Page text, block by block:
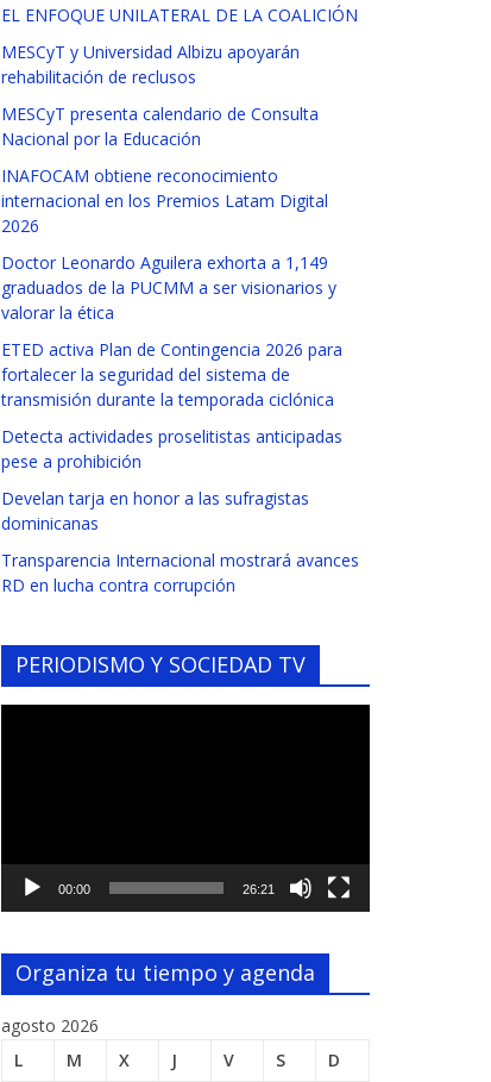
EL ENFOQUE UNILATERAL DE LA COALICIÓN
MESCyT y Universidad Albizu apoyarán
rehabilitación de reclusos
MESCyT presenta calendario de Consulta
Nacional por la Educación
INAFOCAM obtiene reconocimiento
internacional en los Premios Latam Digital
2026
Doctor Leonardo Aguilera exhorta a 1,149
graduados de la PUCMM a ser visionarios y
valorar la ética
ETED activa Plan de Contingencia 2026 para
fortalecer la seguridad del sistema de
transmisión durante la temporada ciclónica
Detecta actividades proselitistas anticipadas
pese a prohibición
Develan tarja en honor a las sufragistas
dominicanas
Transparencia Internacional mostrará avances
RD en lucha contra corrupción
PERIODISMO Y SOCIEDAD TV
00:00 26:21
Organiza tu tiempo y agenda
agosto 2026
L
M X J V S D